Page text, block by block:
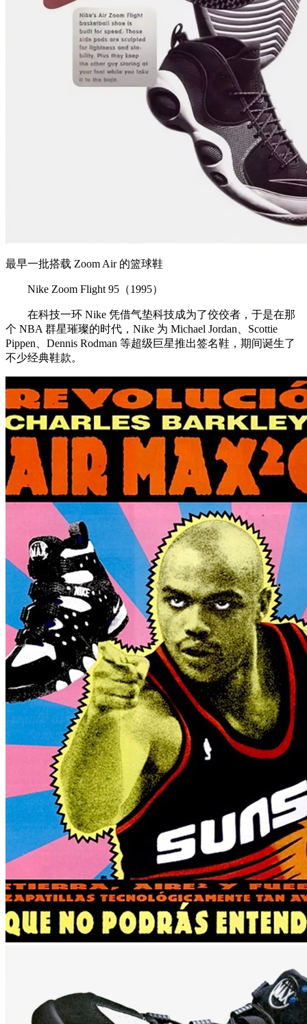
最早一批搭载 Zoom Air 的篮球鞋
Nike Zoom Flight 95（1995）
在科技一环 Nike 凭借气垫科技成为了佼佼者，于是在那
个 NBA 群星璀璨的时代，Nike 为 Michael Jordan、Scottie
Pippen、Dennis Rodman 等超级巨星推出签名鞋，期间诞生了
不少经典鞋款。